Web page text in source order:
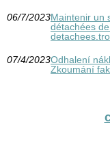
06/7/2023Maintenir un
détachées
07/4/2023Odhalení
Zkoumání